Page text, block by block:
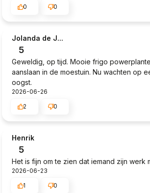
0
0
Jolanda de J...
5
Geweldig, op tijd. Mooie frigo
aanslaan in de moestuin. Nu wachten op
oogst.
2026-06-26
2
0
Henrik
5
Het is fijn om te zien dat iemand zijn werk
2026-06-23
1
0